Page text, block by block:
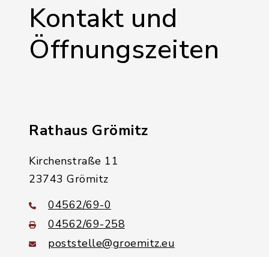
Kontakt und
Öffnungszeiten
Rathaus Grömitz
Kirchenstraße 11
23743 Grömitz
04562/69-0
04562/69-258
poststelle@groemitz.eu